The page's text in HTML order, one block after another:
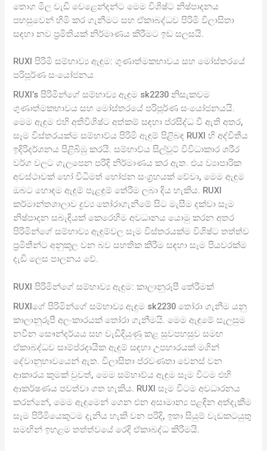
තොග මිල වැඩි වෙළෙන්දන්ට මෙම විශිෂ්ට නිෂ්පාදනය
පහසුවෙන් හිමි කර ගැනීමට සහ ඒකාබද්ධව පිරිමි විලාසිතා
සඳහා නව ප්‍රමිතියක් නිර්මාණය කිරීමට ඉඩ සලසයි.
RUXI පිරිමි සම්භාව්‍ය ඇඳුම: ගුණාත්මකභාවය සහ මෝස්තරයේ
පරිපූර්ණ සංයෝජනය
RUXI’s පිරිමින්ගේ සම්භාව්‍ය ඇඳුම sk2230 නිසැකවම
ගුණාත්මකභාවය සහ මෝස්තරයේ පරිපූර්ණ සංයෝජනයයි.
මෙම ඇඳුම එහි අතිවිශිෂ්ට අත්කම් සඳහා ප්රසිද්ධ වී ඇති අතර,
සෑම විස්තරයක්ම සම්භාව්ය පිරිමි ඇඳුම් පිළිබඳ RUXI හි අද්විතීය
ඉදිරිදර්ශනය පිළිබිඹු කරයි. සම්භාව්ය සිල්වූට් විවිධාකාර ශරීර
වර්ග වලට ගැලපෙන පරිදි නිර්මාණය කර ඇත. එය ව්‍යාපාරික
අවස්ථාවක් හෝ විධිමත් භෝජන සංග්‍රහයක් වේවා, මෙම ඇඳුම
ඔබට හොඳම ඇඳුම් පැළඳුම් තේරීම ලබා දිය හැකිය. RUXI
කර්මාන්තශාලාව ද්‍රව්‍ය තෝරාගැනීමේ සිට මැසීම දක්වා සෑම
නිෂ්පාදන සබැඳියක් කෙරෙහිම අවධානය යොමු කරන අතර
පිරිමින්ගේ සම්භාව්‍ය ඇඳුම්වල සෑම විස්තරයක්ම විශිෂ්ට තත්ත්ව
ප්‍රමිතීන්ට අනුකූල වන බව සහතික කිරීම සඳහා සෑම පියවරක්ම
දැඩි ලෙස පාලනය වේ.
RUXI පිරිමින්ගේ සම්භාව්‍ය ඇඳුම: කාලානුරූපී තේරීමක්
RUXIගේ පිරිමින්ගේ සම්භාව්‍ය ඇඳුම sk2230 තෝරා ගැනීම යනු
කාලානුරූපී අලංකාරයක් තෝරා ගැනීමයි. මෙම ඇඳුමේ සැලසුම
නවීන සෞන්දර්යය සහ වැඩිදියුණු කළ සුවපහසුව සමඟ
ඒකාබද්ධව සාම්ප්රදායික ඇඳුම් සඳහා උපහාරයක් මගින්
දේවානුභාවයෙන් ඇත. විලාසිතා ප්රවණතා වෙනස් වන
ආකාරය කුමක් වුවත්, මෙම සම්භාව්ය ඇඳුම සෑම විටම එහි
ආකර්ෂණය පවත්වා ගත හැකිය. RUXI සෑම විටම අවධාරනය
කරන්නේ, මෙම ඇඳුමෙන් ගෙන එන අසාමාන්‍ය පළඳින අත්දැකීම
සෑම පිරිමියෙකුටම දැනිය හැකි වන පරිදි, ඉතා සියුම් වැඩකටයුතු
සමඟින් ඉහළම තත්ත්වයේ රෙදි ඒකාබද්ධ කිරීමයි.